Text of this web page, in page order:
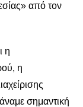
από τον
η
η
σημαντική